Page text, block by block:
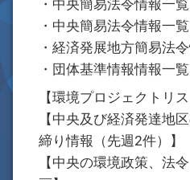
・中央簡易法令情報一
・中央簡易法令情報一
・経済発展地方簡易法
・団体基準情報情報一
【環境プロジェクトリ
【中央及び経済発達地
締り情報（先週2件）】
【中央の環境政策、法